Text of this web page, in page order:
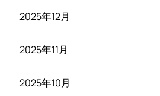
2025年12月
2025年11月
2025年10月